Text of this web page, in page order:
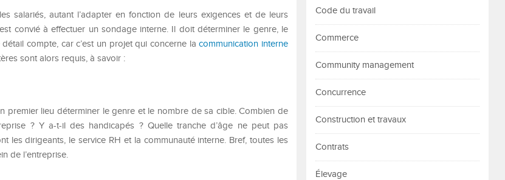
salariés, autant l’adapter en fonction de leurs exigences et de leurs
convié à effectuer un sondage interne. Il doit déterminer le genre, le
compte, car c’est un projet qui concerne lacommunication interne
sont alors requis, à savoir :
premier lieu déterminer le genre et le nombre de sa cible. Combien de
? Y a-t-il des handicapés ? Quelle tranche d’âge ne peut pas
les dirigeants, le service RH et la communauté interne. Bref, toutes les
de l’entreprise.
Code du travail
Commerce
Community management
Concurrence
Construction et travaux
Contrats
Élevage